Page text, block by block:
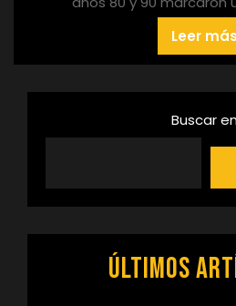
Leer más
Buscar
Últimos